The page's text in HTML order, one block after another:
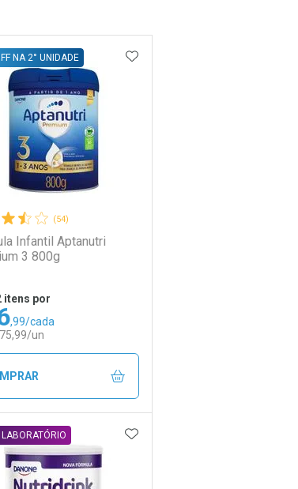
FAVORITOS
(54)
Infantil Aptanutri
3 800g
NA 2° UNIDADE
itens por
,99/cada
un
ADICIONAR AOS
FECHAR
FECHAR
Menos
FAVORITOS
LABORATÓRIO ADICIONAR AOS